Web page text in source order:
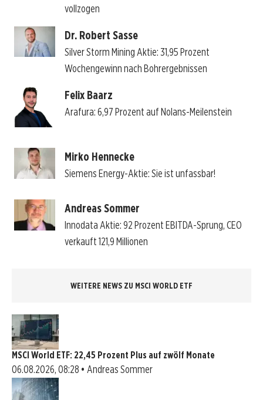
vollzogen
Dr. Robert Sasse
Silver Storm Mining Aktie: 31,95 Prozent
Wochengewinn nach Bohrergebnissen
Felix Baarz
Arafura: 6,97 Prozent auf Nolans-Meilenstein
Mirko Hennecke
Siemens Energy-Aktie: Sie ist unfassbar!
Andreas Sommer
Innodata Aktie: 92 Prozent EBITDA-Sprung, CEO
verkauft 121,9 Millionen
WEITERE NEWS ZU MSCI WORLD ETF
MSCI World ETF: 22,45 Prozent Plus auf zwölf Monate
06.08.2026, 08:28 • Andreas Sommer